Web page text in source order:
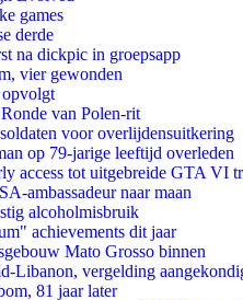
games
derde
na dickpic in groepsapp
vier gewonden
van Polen-rit
voor overlijdensuitkering
op 79-jarige leeftijd overleden
access tot uitgebreide GTA VI
ambassadeur naar maan
alcoholmisbruik
achievements dit jaar
Mato Grosso binnen
Libanon, vergelding
81 jaar later